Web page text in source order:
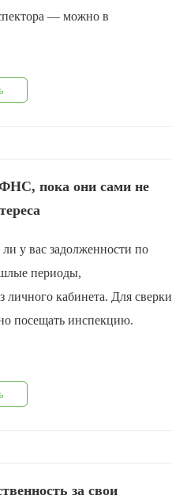
— можно в
пока они сами не
у вас задолженности по
периоды,
кабинета. Для сверки
посещать инспекцию.
за свои